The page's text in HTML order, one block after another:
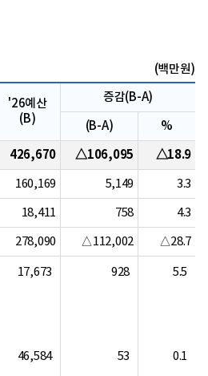
(백만원)
'26예산
(B)
증감(B-A)
(B-A) %
426,670 △106,095 △18.9
160,169 5,149 3.3
18,411 758 4.3
278,090 △112,002 △28.7
17,673 928 5.5
46,584 53 0.1